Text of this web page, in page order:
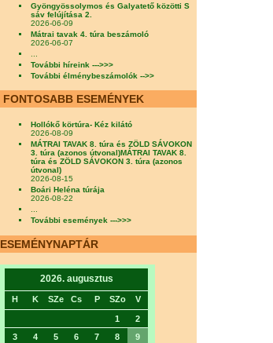
Gyöngyössolymos és Galyatető közötti S
sáv felújítása 2.
2026-06-09
Mátrai tavak 4. túra beszámoló
2026-06-07
További híreink --->>>
További élménybeszámolók -->>
FONTOSABB ESEMÉNYEK
Hollókő körtúra- Kéz kilátó
2026-08-09
MÁTRAI TAVAK 8. túra és ZÖLD SÁVOKON
3. túra (azonos útvonal)MÁTRAI TAVAK 8.
túra és ZÖLD SÁVOKON 3. túra (azonos
útvonal)
2026-08-15
Boári Heléna túrája
2026-08-22
...
További események --->>>
ESEMÉNYNAPTÁR
2026. augusztus
H K SZe Cs P SZo V
1
2
3
4 5 6 7 8
9